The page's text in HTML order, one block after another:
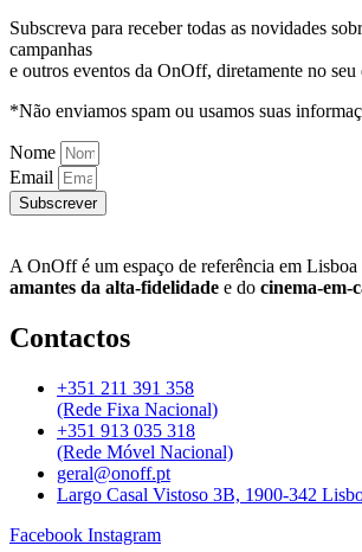
Subscreva para receber todas as novidades
campanhas
e outros eventos da OnOff, diretamente no seu
*Não enviamos spam ou usamos suas
Nome
Email
Subscrever
A OnOff é um espaço de referência em Lisboa
amantes da alta-fidelidade e do cinema-em-
Contactos
+351 211 391 358
(Rede Fixa Nacional)
+351 913 035 318
(Rede Móvel Nacional)
geral@onoff.pt
Largo Casal Vistoso 3B, 1900-342
Facebook Instagram